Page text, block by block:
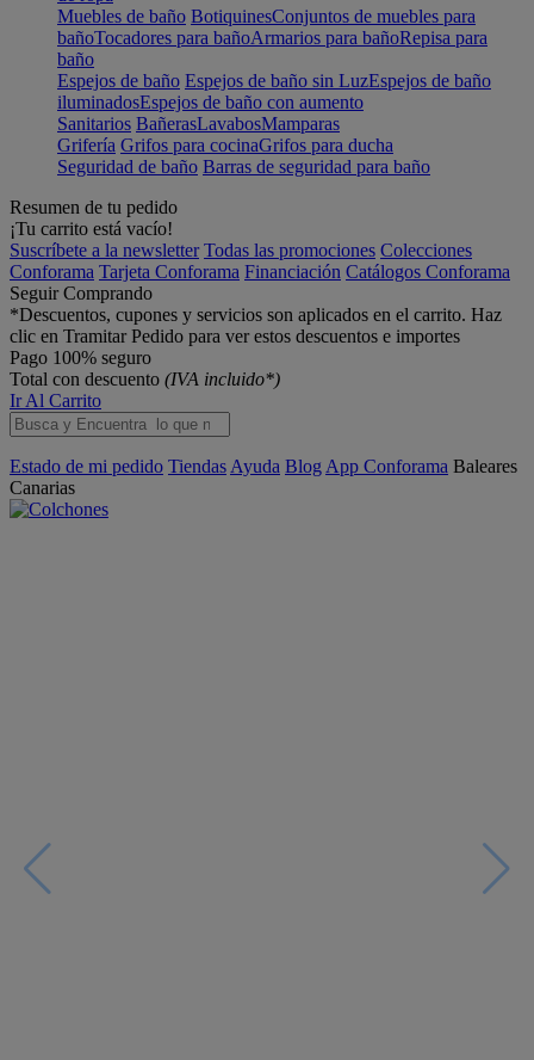
Muebles de baño BotiquinesConjuntos de muebles para
bañoTocadores para bañoArmarios para bañoRepisa para
baño
Espejos de baño Espejos de baño sin LuzEspejos de baño
iluminadosEspejos de baño con aumento
Sanitarios BañerasLavabosMamparas
Grifería Grifos para cocinaGrifos para ducha
Seguridad de baño Barras de seguridad para baño
Resumen de tu pedido
¡Tu carrito está vacío!
Suscríbete a la newsletter Todas las promociones Colecciones
Conforama Tarjeta Conforama Financiación Catálogos Conforama
Seguir Comprando
*Descuentos, cupones y servicios son aplicados en el carrito. Haz
clic en Tramitar Pedido para ver estos descuentos e importes
Pago 100% seguro
Total con descuento (IVA incluido*)
Ir Al Carrito
Estado de mi pedido Tiendas Ayuda Blog App Conforama Baleares
Canarias